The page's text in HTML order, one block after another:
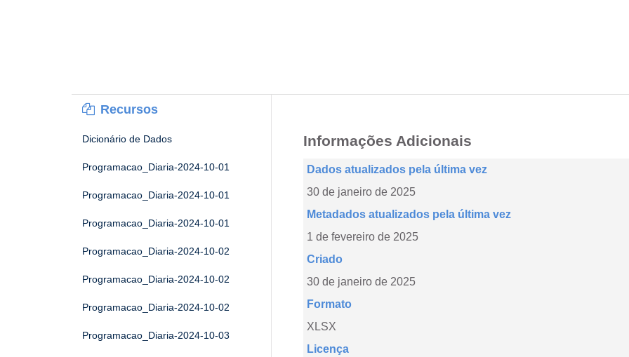
Recursos
Dicionário de Dados
Programacao_Diaria-2024-10-01
Programacao_Diaria-2024-10-01
Programacao_Diaria-2024-10-01
Programacao_Diaria-2024-10-02
Programacao_Diaria-2024-10-02
Programacao_Diaria-2024-10-02
Programacao_Diaria-2024-10-03
Informações Adicionais
Dados atualizados pela última vez
30 de janeiro de 2025
Metadados atualizados pela última vez
1 de fevereiro de 2025
Criado
30 de janeiro de 2025
Formato
XLSX
Licença